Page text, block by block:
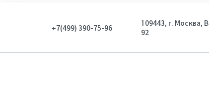
+7(499) 390-75-96
109443, г. Москва,
92